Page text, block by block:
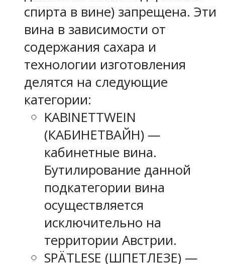
спирта в вине) запрещена. Эти
вина в зависимости от
содержания сахара и
технологии изготовления
делятся на следующие
категории:
KABINETTWEIN
(КАБИНЕТВАЙН) —
кабинетные вина.
Бутилирование данной
подкатегории вина
осуществляется
исключительно на
территории Австрии.
SPÄTLESE (ШПЕТЛЕЗЕ) —